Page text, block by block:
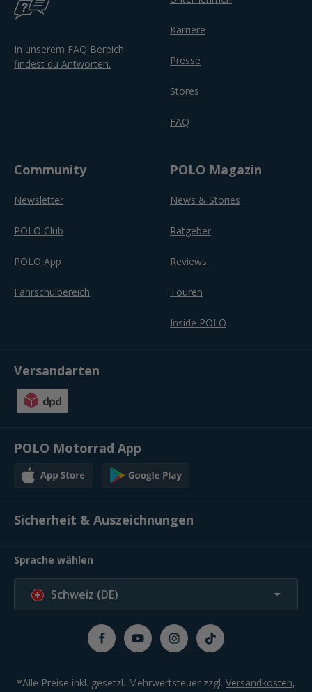
In unserem FAQ Bereich
findest du Antworten.
Karriere
Presse
Stores
FAQ
Community
Newsletter
POLO Club
POLO App
Fahrschulbereich
POLO Magazin
News & Stories
Ratgeber
Reviews
Touren
Inside POLO
Versandarten
POLO Motorrad App
Sicherheit & Auszeichnungen
Sprache wählen
Schweiz (DE)
*Alle Preise inkl. gesetzl. Mehrwertsteuer zzgl. Versandkosten,